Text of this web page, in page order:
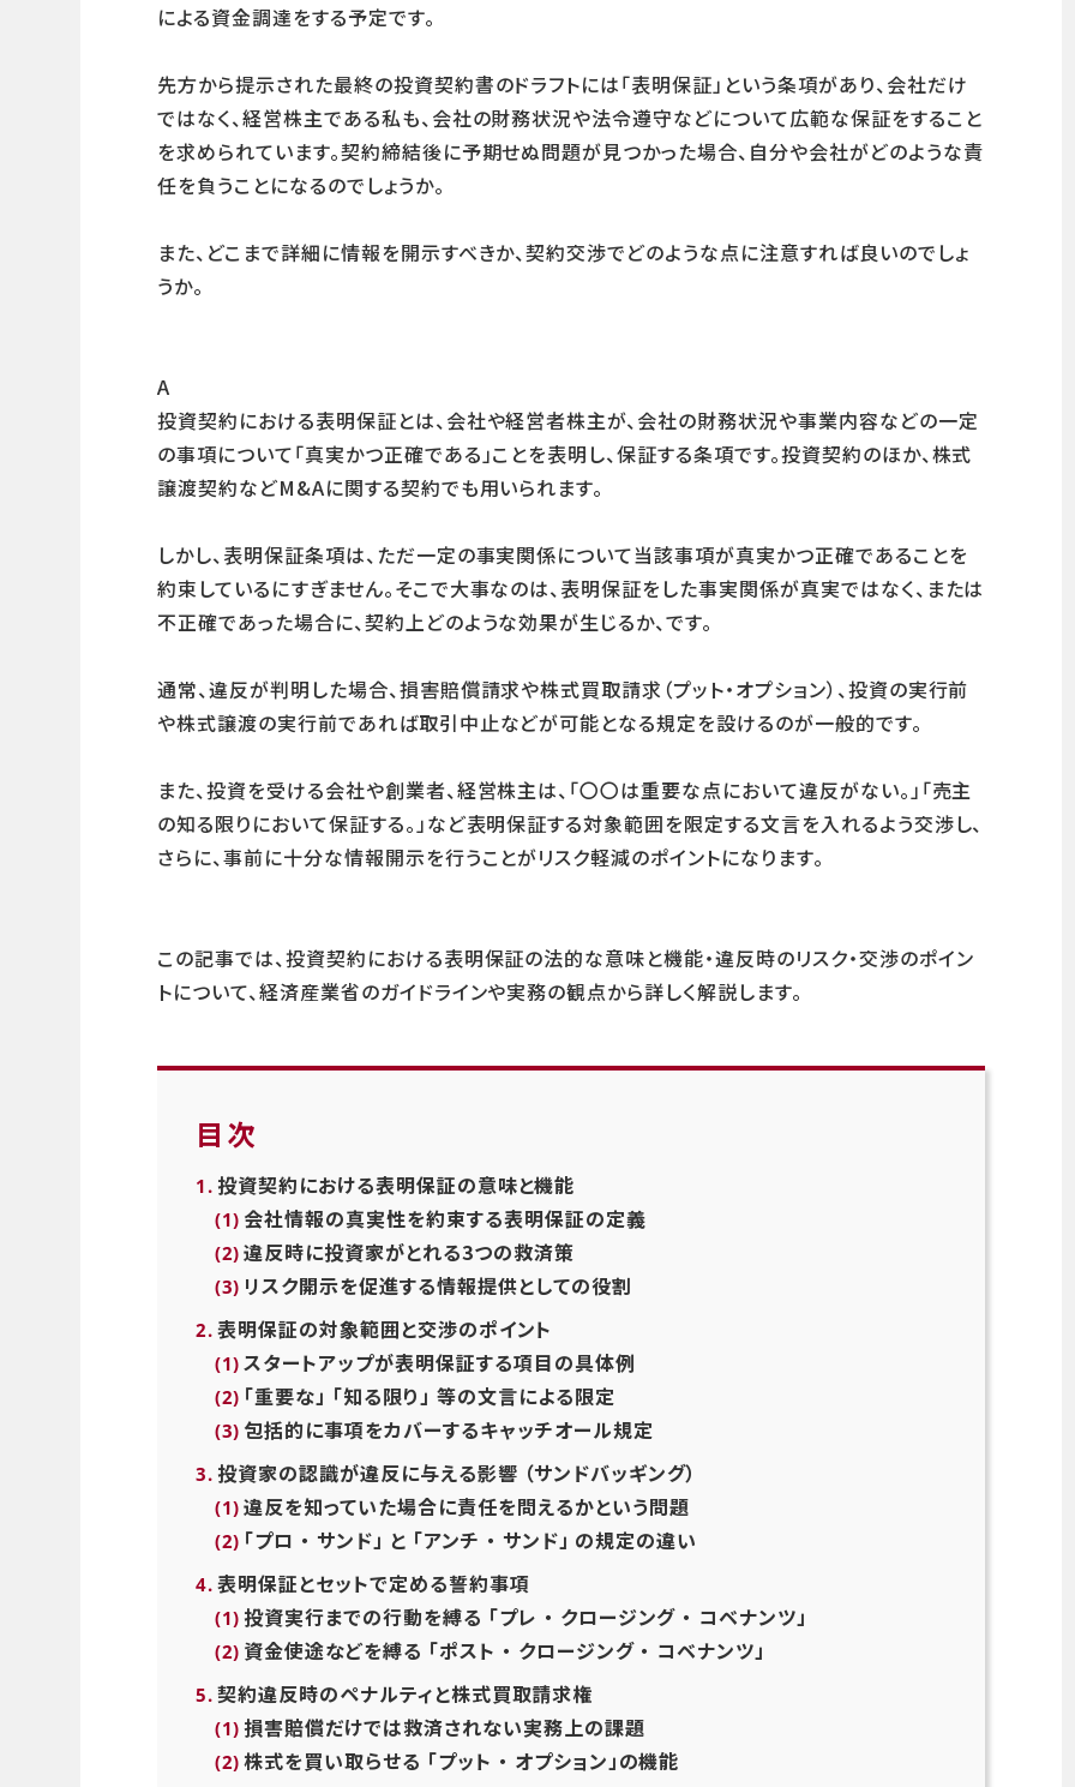
による資金調達をする予定です。
先方から提示された最終の投資契約書のドラフトには「表明保証」という条項があり、会社だけ
ではなく、経営株主である私も、会社の財務状況や法令遵守などについて広範な保証をすること
を求められています。契約締結後に予期せぬ問題が見つかった場合、自分や会社がどのような責
任を負うことになるのでしょうか。
また、どこまで詳細に情報を開示すべきか、契約交渉でどのような点に注意すれば良いのでしょ
うか。
A
投資契約における表明保証とは、会社や経営者株主が、会社の財務状況や事業内容などの一定
の事項について「真実かつ正確である」ことを表明し、保証する条項です。投資契約のほか、株式
譲渡契約などM&Aに関する契約でも用いられます。
しかし、表明保証条項は、ただ一定の事実関係について当該事項が真実かつ正確であることを
約束しているにすぎません。そこで大事なのは、表明保証をした事実関係が真実ではなく、または
不正確であった場合に、契約上どのような効果が生じるか、です。
通常、違反が判明した場合、損害賠償請求や株式買取請求（プット・オプション）、投資の実行前
や株式譲渡の実行前であれば取引中止などが可能となる規定を設けるのが一般的です。
また、投資を受ける会社や創業者、経営株主は、「〇〇は重要な点において違反がない。」「売主
の知る限りにおいて保証する。」など表明保証する対象範囲を限定する文言を入れるよう交渉し、
さらに、事前に十分な情報開示を行うことがリスク軽減のポイントになります。
この記事では、投資契約における表明保証の法的な意味と機能・違反時のリスク・交渉のポイン
トについて、経済産業省のガイドラインや実務の観点から詳しく解説します。
目次
投資契約における表明保証の意味と機能
会社情報の真実性を約束する表明保証の定義
違反時に投資家がとれる3つの救済策
リスク開示を促進する情報提供としての役割
表明保証の対象範囲と交渉のポイント
スタートアップが表明保証する項目の具体例
「重要な」 「知る限り」 等の文言による限定
包括的に事項をカバーするキャッチオール規定
投資家の認識が違反に与える影響 （サンドバッギング）
違反を知っていた場合に責任を問えるかという問題
「プロ ・ サンド」 と 「アンチ ・ サンド」 の規定の違い
表明保証とセットで定める誓約事項
投資実行までの行動を縛る 「プレ ・ クロージング ・ コベナンツ」
資金使途などを縛る 「ポスト ・ クロージング ・ コベナンツ」
契約違反時のペナルティと株式買取請求権
損害賠償だけでは救済されない実務上の課題
株式を買い取らせる 「プット ・ オプション」の機能